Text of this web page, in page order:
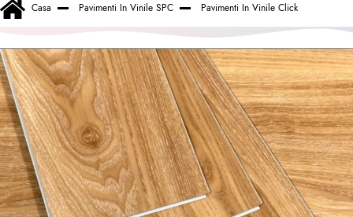
Casa Pavimenti In Vinile SPC Pavimenti In Vinile Click